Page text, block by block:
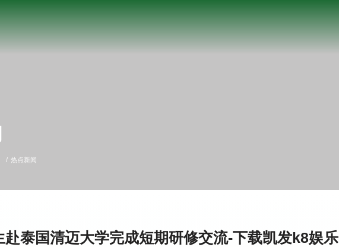
热点新闻
赴泰国清迈大学完成短期研修交流-下载凯发k8娱乐